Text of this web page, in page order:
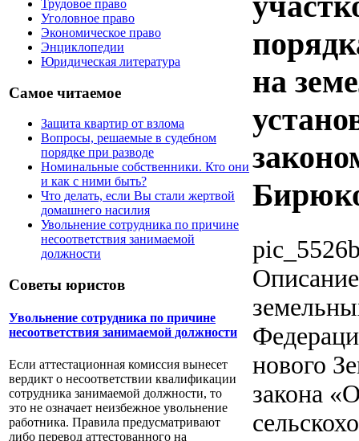
Трудовое право
Уголовное право
Экономическое право
Энциклопедии
Юридическая литература
Самое читаемое
Защита квартир от взлома
Вопросы, решаемые в судебном
порядке при разводе
Номинальные собственники. Кто они
и как с ними быть?
Что делать, если Вы стали жертвой
домашнего насилия
Увольнение сотрудника по причине
несоответствия занимаемой
должности
Советы юристов
Увольнение сотрудника по причине
несоответствия занимаемой должности
Если аттестационная комиссия вынесет
вердикт о несоответствии квалификации
сотрудника занимаемой должности, то
это не означает неизбежное увольнение
работника. Правила предусматривают
либо перевод аттестованного на
на
Описание
нового
закона